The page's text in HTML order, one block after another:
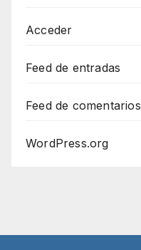
Acceder
Feed de entradas
Feed de comentarios
WordPress.org